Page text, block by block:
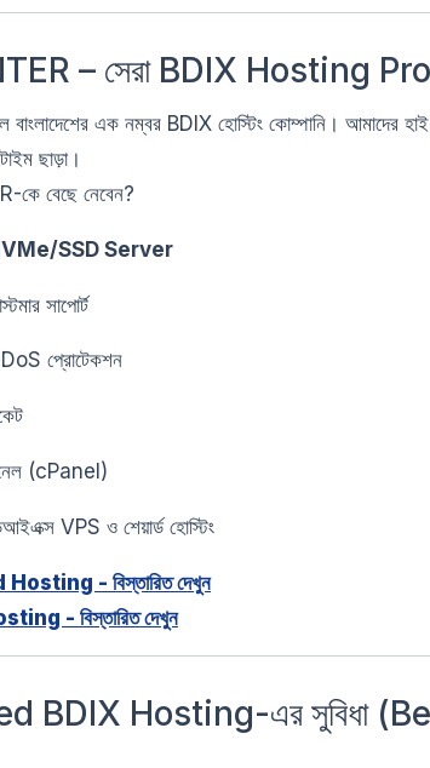
– সেরা BDIX Hosting
বাংলাদেশের এক নম্বর BDIX হোস্টিং কোম্পানি। আমাদের
ছাড়া।
বেছে নেবেন?
SSD Server
সাপোর্ট
প্রোটেকশন
(cPanel)
VPS ও শেয়ার্ড হোস্টিং
- বিস্তারিত দেখুন
- বিস্তারিত দেখুন
BDIX Hosting-এর সুবিধা